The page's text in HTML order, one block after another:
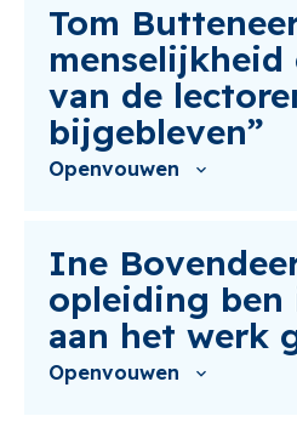
Tom
menselijkheid
van de
bijgebleven”
Openvouwen
Ine
opleiding
aan het werk
Openvouwen